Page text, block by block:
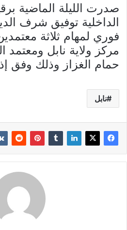
صدرت الليلة الماضية
الداخلية توفيق شرف
فوري لمهام ثلاثة
مركز ولاية نابل ومعتمد
حمام الغزاز وذلك وفق
نابل